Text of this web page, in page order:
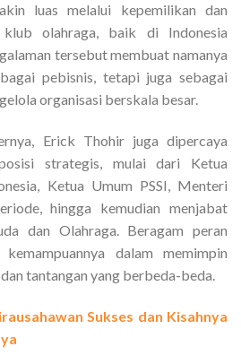
luas melalui kepemilikan dan
klub olahraga, baik di Indonesia
tersebut membuat namanya
pebisnis, tetapi juga sebagai
organisasi berskala besar.
Erick Thohir juga dipercaya
strategis, mulai dari Ketua
Ketua Umum PSSI, Menteri
hingga kemudian menjabat
dan Olahraga. Beragam peran
dalam memimpin
tantangan yang berbeda-beda.
Sukses dan Kisahnya